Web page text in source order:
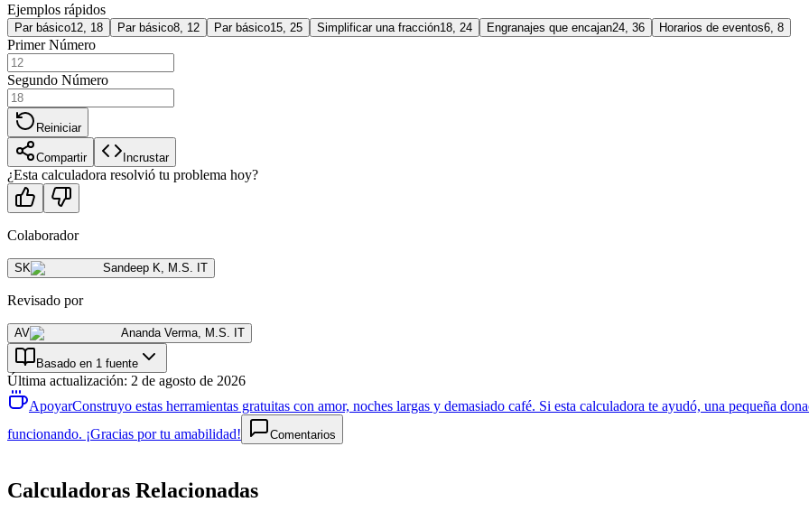
Ejemplos rápidos
Par básico12, 18 Par básico8, 12 Par básico15, 25 Simplificar una fracción18, 24 Engranajes que encajan24, 36 Horarios de eventos6, 8
Primer Número
Segundo Número
Reiniciar
Compartir Incrustar
¿Esta calculadora resolvió tu problema hoy?
Colaborador
SK Sandeep K M.S. IT
Revisado por
AV Ananda Verma M.S. IT
Basado en 1 fuente
Última actualización: 2 de agosto de 2026
ApoyarConstruyo estas herramientas gratuitas con amor, noches largas y demasiado café. Si esta calculadora te ayudó, una pequeña
funcionando. ¡Gracias por tu amabilidad!
Comentarios
Calculadoras Relacionadas